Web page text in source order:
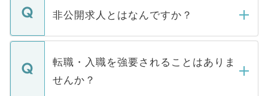
登録内容を確認し、その後メールもしくは
ます。通常、5営業日以内にはご連絡をせて
いただきますので、しばらくお待ちくださ
非公開求人とはなんですか？
マイナビDOCTORで取り扱っている求人の
うち約3割は、Webサイトからご覧いただ
けない「非公開求人」です。非公開求人は
下記の理由によって、一般には公開してい
転職・入職を強要されることはありま
せんか？